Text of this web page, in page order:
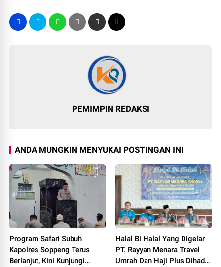
PEMIMPIN REDAKSI
ANDA MUNGKIN MENYUKAI POSTINGAN INI
Program Safari Subuh
Kapolres Soppeng Terus
Berlanjut, Kini Kunjungi
Halal Bi Halal Yang Digelar
PT. Rayyan Menara Travel
Umrah Dan Haji Plus Dihadiri